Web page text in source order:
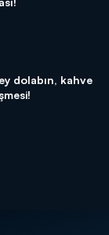
dolabın, kahve